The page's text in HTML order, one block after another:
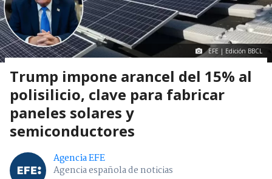
EFE | Edición BBCL
Trump impone arancel del 15% al
polisilicio, clave para fabricar
paneles solares y
semiconductores
Agencia EFE
Agencia española de noticias